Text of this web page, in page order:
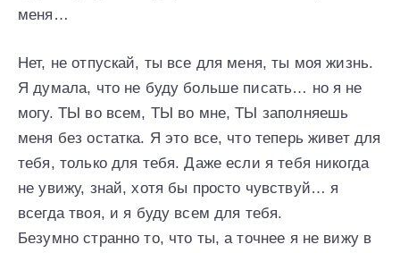
меня…
Нет, не отпускай, ты все для меня, ты моя жизнь.
Я думала, что не буду больше писать… но я не
могу. ТЫ во всем, ТЫ во мне, ТЫ заполняешь
меня без остатка. Я это все, что теперь живет для
тебя, только для тебя. Даже если я тебя никогда
не увижу, знай, хотя бы просто чувствуй… я
всегда твоя, и я буду всем для тебя.
Безумно странно то, что ты, а точнее я не вижу в